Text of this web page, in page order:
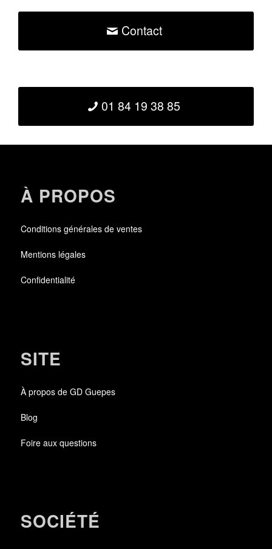
Contact
01 84 19 38 85
À PROPOS
Conditions générales de ventes
Mentions légales
Confidentialité
SITE
À propos de GD Guepes
Blog
Foire aux questions
SOCIÉTÉ